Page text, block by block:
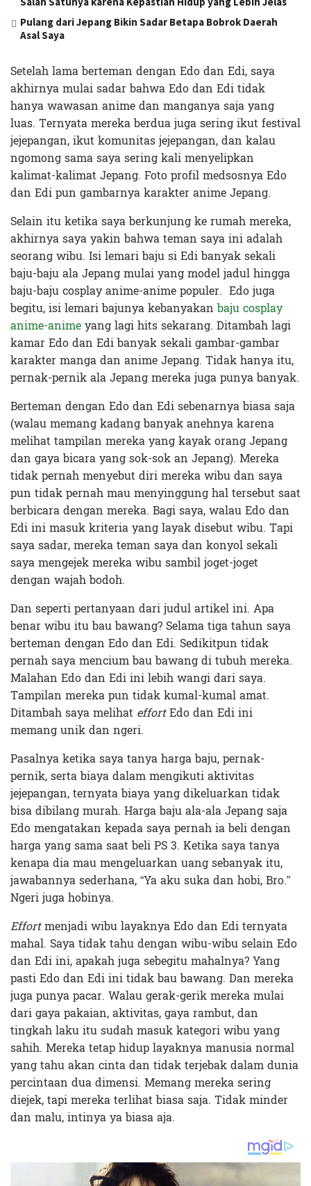
Pulang dari Jepang Bikin Sadar Betapa Bobrok Daerah
Asal Saya
Setelah lama berteman dengan Edo dan Edi, saya
akhirnya mulai sadar bahwa Edo dan Edi tidak
hanya wawasan anime dan manganya saja yang
luas. Ternyata mereka berdua juga sering ikut festival
jejepangan, ikut komunitas jejepangan, dan kalau
ngomong sama saya sering kali menyelipkan
kalimat-kalimat Jepang. Foto profil medsosnya Edo
dan Edi pun gambarnya karakter anime Jepang.
Selain itu ketika saya berkunjung ke rumah mereka,
akhirnya saya yakin bahwa teman saya ini adalah
seorang wibu. Isi lemari baju si Edi banyak sekali
baju-baju ala Jepang mulai yang model jadul hingga
baju-baju cosplay anime-anime populer. Edo juga
begitu, isi lemari bajunya kebanyakanbaju cosplay
anime-animeyang lagi hits sekarang. Ditambah lagi
kamar Edo dan Edi banyak sekali gambar-gambar
karakter manga dan anime Jepang. Tidak hanya itu,
pernak-pernik ala Jepang mereka juga punya banyak.
Berteman dengan Edo dan Edi sebenarnya biasa saja
(walau memang kadang banyak anehnya karena
melihat tampilan mereka yang kayak orang Jepang
dan gaya bicara yang sok-sok an Jepang). Mereka
tidak pernah menyebut diri mereka wibu dan saya
pun tidak pernah mau menyinggung hal tersebut saat
berbicara dengan mereka. Bagi saya, walau Edo dan
Edi ini masuk kriteria yang layak disebut wibu. Tapi
saya sadar, mereka teman saya dan konyol sekali
saya mengejek mereka wibu sambil joget-joget
dengan wajah bodoh.
Dan seperti pertanyaan dari judul artikel ini. Apa
benar wibu itu bau bawang? Selama tiga tahun saya
berteman dengan Edo dan Edi. Sedikitpun tidak
pernah saya mencium bau bawang di tubuh mereka.
Malahan Edo dan Edi ini lebih wangi dari saya.
Tampilan mereka pun tidak kumal-kumal amat.
Ditambah saya melihat effortEdo dan Edi ini
memang unik dan ngeri.
Pasalnya ketika saya tanya harga baju, pernak-
pernik, serta biaya dalam mengikuti aktivitas
jejepangan, ternyata biaya yang dikeluarkan tidak
bisa dibilang murah. Harga baju ala-ala Jepang saja
Edo mengatakan kepada saya pernah ia beli dengan
harga yang sama saat beli PS 3. Ketika saya tanya
kenapa dia mau mengeluarkan uang sebanyak itu,
jawabannya sederhana, “Ya aku suka dan hobi, Bro.”
Ngeri juga hobinya.
Effortmenjadi wibu layaknya Edo dan Edi ternyata
mahal. Saya tidak tahu dengan wibu-wibu selain Edo
dan Edi ini, apakah juga sebegitu mahalnya? Yang
pasti Edo dan Edi ini tidak bau bawang. Dan mereka
juga punya pacar. Walau gerak-gerik mereka mulai
dari gaya pakaian, aktivitas, gaya rambut, dan
tingkah laku itu sudah masuk kategori wibu yang
sahih. Mereka tetap hidup layaknya manusia normal
yang tahu akan cinta dan tidak terjebak dalam dunia
percintaan dua dimensi. Memang mereka sering
diejek, tapi mereka terlihat biasa saja. Tidak minder
dan malu, intinya ya biasa aja.